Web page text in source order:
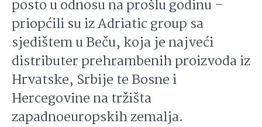
posto u odnosu na prošlu godinu –
priopćili su iz Adriatic group sa
sjedištem u Beču, koja je najveći
distributer prehrambenih proizvoda iz
Hrvatske, Srbije te Bosne i
Hercegovine na tržišta
zapadnoeuropskih zemalja.